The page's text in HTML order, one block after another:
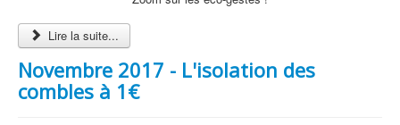
Lire la suite...
Novembre 2017 - L'isolation des
combles à 1€